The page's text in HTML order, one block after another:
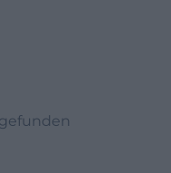
die üblichen